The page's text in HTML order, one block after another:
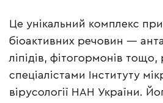
Це унікальний комплекс
біоактивних речовин —
ліпідів, фітогормонів
спеціалістами Інституту
вірусології НАН України.